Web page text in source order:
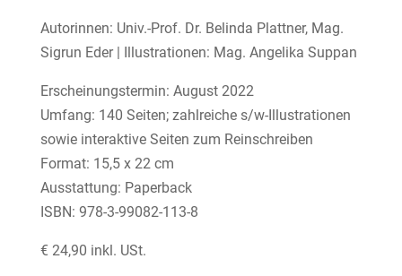
Autorinnen: Univ.-Prof. Dr. Belinda Plattner, Mag.
Sigrun Eder | Illustrationen: Mag. Angelika Suppan
Erscheinungstermin: August 2022
Umfang: 140 Seiten; zahlreiche s/w-Illustrationen
sowie interaktive Seiten zum Reinschreiben
Format: 15,5 x 22 cm
Ausstattung: Paperback
ISBN: 978-3-99082-113-8
€ 24,90 inkl. USt.